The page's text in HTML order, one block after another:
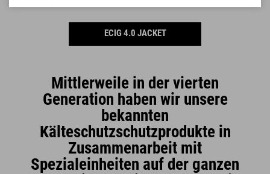
ECIG 4.0 JACKET
Mittlerweile in der vierten
Generation haben wir unsere
bekannten
Kälteschutzschutzprodukte in
Zusammenarbeit mit
Spezialeinheiten auf der ganzen